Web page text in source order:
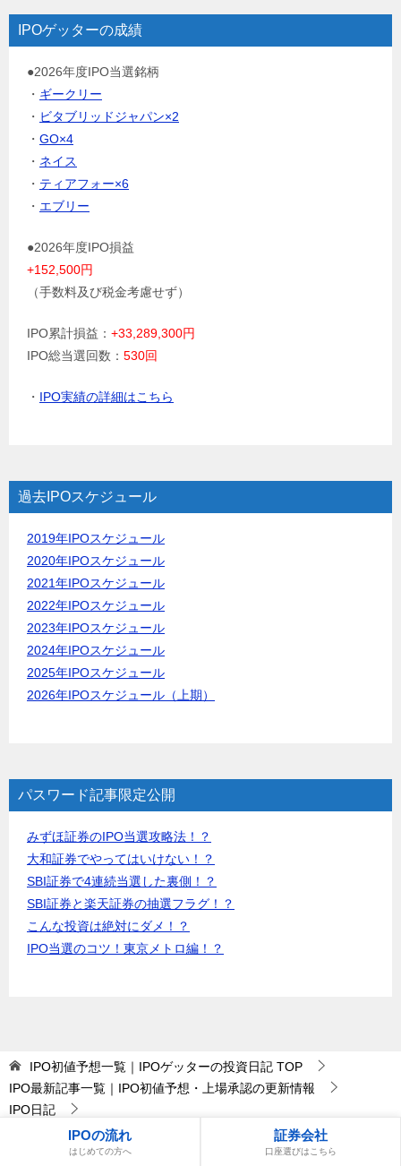
IPOゲッターの成績
●2026年度IPO当選銘柄
・ ギークリー
・ ビタブリッドジャパン×2
・ GO×4
・ ネイス
・ ティアフォー×6
・ エブリー
●2026年度IPO損益
+152,500円
（手数料及び税金考慮せず）
IPO累計損益： +33,289,300円
IPO総当選回数： 530回
・ IPO実績の詳細はこちら
過去IPOスケジュール
2019年IPOスケジュール
2020年IPOスケジュール
2021年IPOスケジュール
2022年IPOスケジュール
2023年IPOスケジュール
2024年IPOスケジュール
2025年IPOスケジュール
2026年IPOスケジュール（上期）
パスワード記事限定公開
みずほ証券のIPO当選攻略法！？
大和証券でやってはいけない！？
SBI証券で4連続当選した裏側！？
SBI証券と楽天証券の抽選フラグ！？
こんな投資は絶対にダメ！？
IPO当選のコツ！東京メトロ編！？
IPO初値予想一覧｜IPOゲッターの投資日記 TOP
IPO最新記事一覧｜IPO初値予想・上場承認の更新情報
IPO日記
2019年9月IPO（新規上場）予定6社の管理人のIPO参加スタンスと
IPOの流れ
はじめての方へ
証券会社
口座選びはこちら